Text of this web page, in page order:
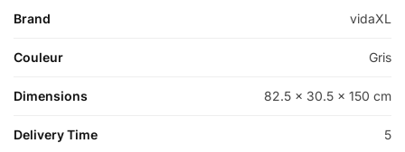
Brand vidaXL
Couleur Gris
Dimensions 82.5 x 30.5 x 150 cm
Delivery Time 5